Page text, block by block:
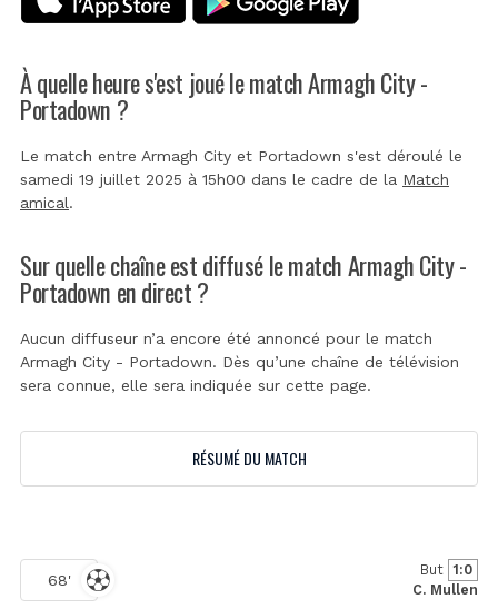
À quelle heure s'est joué le match Armagh City -
Portadown ?
Le match entre Armagh City et Portadown s'est déroulé le
samedi 19 juillet 2025 à 15h00 dans le cadre de la Match
amical.
Sur quelle chaîne est diffusé le match Armagh City -
Portadown en direct ?
Aucun diffuseur n’a encore été annoncé pour le match
Armagh City - Portadown. Dès qu’une chaîne de télévision
sera connue, elle sera indiquée sur cette page.
RÉSUMÉ DU MATCH
68'
But 1:0
C. Mullen